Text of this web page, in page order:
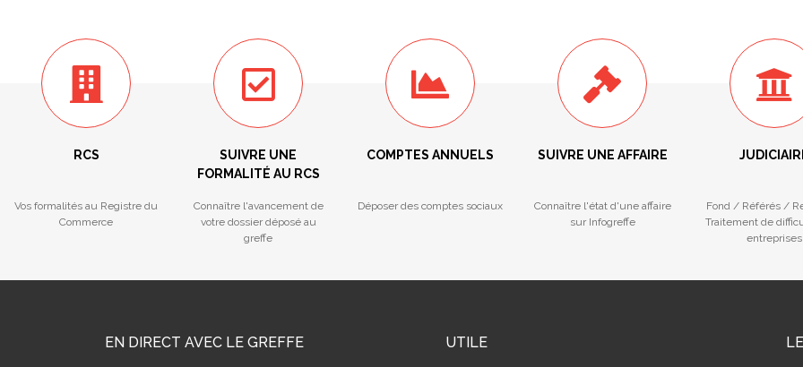
RCS
Vos formalités au Registre du
Commerce
SUIVRE UNE
FORMALITÉ AU RCS
Connaître l'avancement de
votre dossier déposé au
greffe
COMPTES ANNUELS
Déposer des comptes sociaux
SUIVRE UNE AFFAIRE
Connaître l'état d'une affaire
sur Infogreffe
Fond / Référés /
Traitement de
entreprises
EN DIRECT AVEC LE GREFFE UTILE